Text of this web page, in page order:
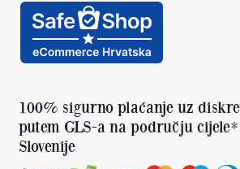
100% sigurno plaćanje uz
putem GLS-a na području
Slovenije